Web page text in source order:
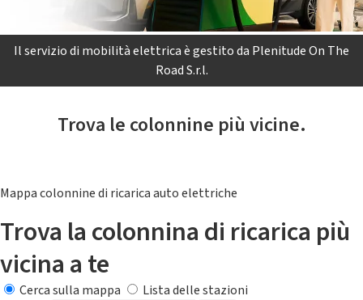
Il servizio di mobilità elettrica è gestito da Plenitude On The
Road S.r.l.
Trova le colonnine più vicine.
Mappa colonnine di ricarica auto elettriche
Trova la colonnina di ricarica più
vicina a te
Cerca sulla mappa
Lista delle stazioni